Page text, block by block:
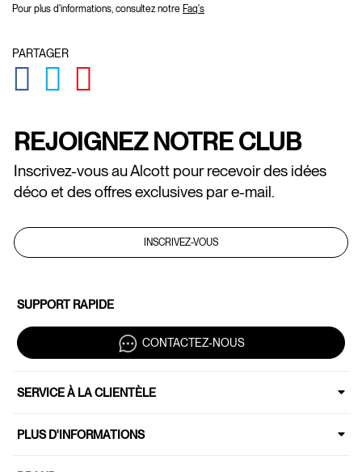
Pour plus d'informations, consultez notre Faq's
PARTAGER
GLOBAL.SOCIALSHARE.FACEBOOK
GLOBAL.SOCIALSHARE.TWITTER
REJOIGNEZ NOTRE CLUB
Inscrivez-vous au Alcott pour recevoir des idées
déco et des offres exclusives par e-mail.
INSCRIVEZ-VOUS
SUPPORT RAPIDE
CONTACTEZ-NOUS
SERVICE À LA CLIENTÈLE
PLUS D'INFORMATIONS